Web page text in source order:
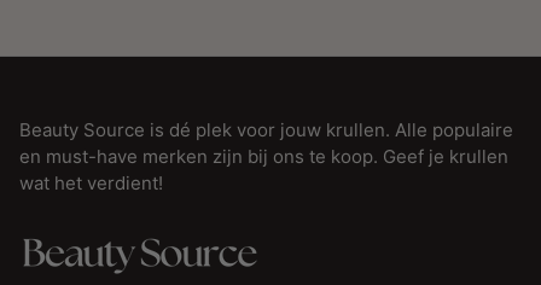
Beauty Source is dé plek voor jouw krullen. Alle populaire
en must-have merken zijn bij ons te koop. Geef je krullen
wat het verdient!